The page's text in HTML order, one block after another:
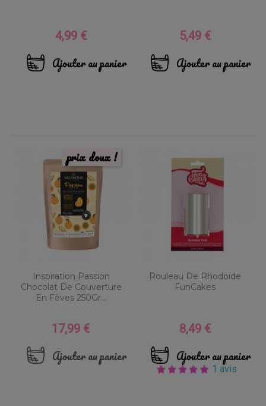
Prix
4,99 €
Ajouter au panier
Prix
5,49 €
Ajouter au panier
Inspiration Passion
Chocolat De Couverture
En Fèves 250Gr...
Prix
17,99 €
Ajouter au panier
prix doux !
Rouleau De Rhodoïde
FunCakes
Prix
8,49 €
Ajouter au panier
1 avis